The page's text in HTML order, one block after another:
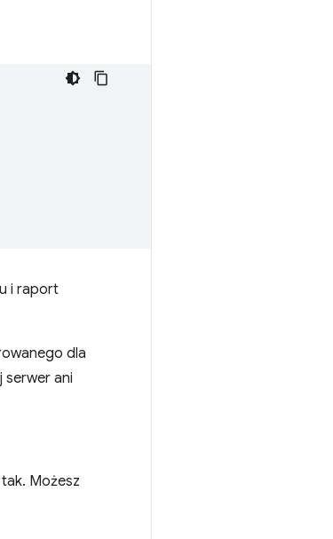
i raport
dla
serwer ani
Możesz